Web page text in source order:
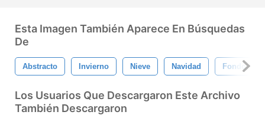
Esta Imagen También Aparece En Búsquedas
De
Abstracto Invierno Nieve Navidad Fondo
Los Usuarios Que Descargaron Este Archivo
También Descargaron